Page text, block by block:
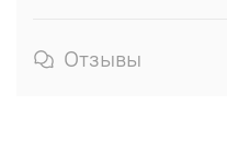
Отзывы